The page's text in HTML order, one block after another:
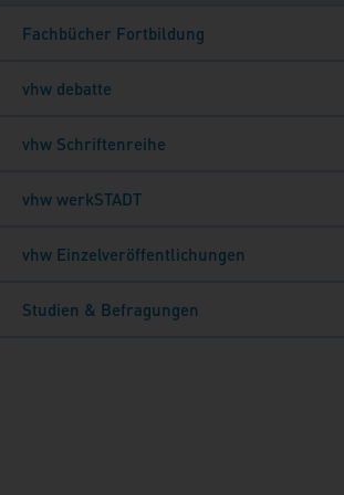
Fachbücher Fortbildung
vhw debatte
vhw Schriftenreihe
vhw werkSTADT
vhw Einzelveröffentlichungen
Studien & Befragungen